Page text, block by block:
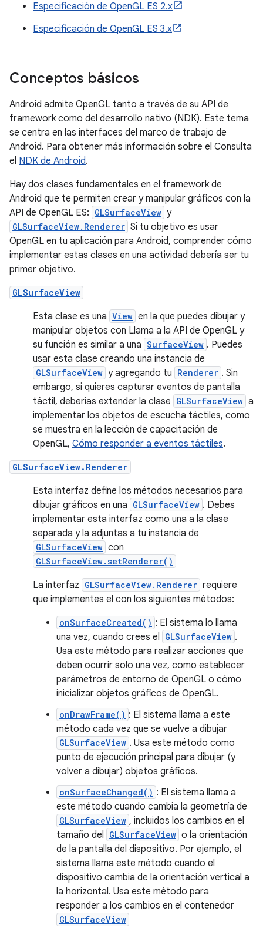
Especificación de OpenGL ES 2.x
Especificación de OpenGL ES 3.x
Conceptos básicos
Android admite OpenGL tanto a través de su API de
framework como del desarrollo nativo (NDK). Este tema
se centra en las interfaces del marco de trabajo de
Android. Para obtener más información sobre el Consulta
el NDK de Android.
Hay dos clases fundamentales en el framework de
Android que te permiten crear y manipular gráficos con la
API de OpenGL ES: GLSurfaceView y
GLSurfaceView.Renderer Si tu objetivo es usar
OpenGL en tu aplicación para Android, comprender cómo
implementar estas clases en una actividad debería ser tu
primer objetivo.
GLSurfaceView
Esta clase es una View en la que puedes dibujar y
manipular objetos con Llama a la API de OpenGL y
su función es similar a una SurfaceView . Puedes
usar esta clase creando una instancia de
GLSurfaceView y agregando tu Renderer . Sin
embargo, si quieres capturar eventos de pantalla
táctil, deberías extender la clase GLSurfaceView a
implementar los objetos de escucha táctiles, como
se muestra en la lección de capacitación de
OpenGL, Cómo responder a eventos táctiles.
GLSurfaceView.Renderer
Esta interfaz define los métodos necesarios para
dibujar gráficos en una GLSurfaceView . Debes
implementar esta interfaz como una a la clase
separada y la adjuntas a tu instancia de
GLSurfaceView con
GLSurfaceView.setRenderer()
La interfaz GLSurfaceView.Renderer requiere
que implementes el con los siguientes métodos:
onSurfaceCreated() : El sistema lo llama
una vez, cuando crees el GLSurfaceView .
Usa este método para realizar acciones que
deben ocurrir solo una vez, como establecer
parámetros de entorno de OpenGL o cómo
inicializar objetos gráficos de OpenGL.
onDrawFrame() : El sistema llama a este
método cada vez que se vuelve a dibujar
GLSurfaceView . Usa este método como
punto de ejecución principal para dibujar (y
volver a dibujar) objetos gráficos.
onSurfaceChanged() : El sistema llama a
este método cuando cambia la geometría de
GLSurfaceView , incluidos los cambios en el
tamaño del GLSurfaceView o la orientación
de la pantalla del dispositivo. Por ejemplo, el
sistema llama este método cuando el
dispositivo cambia de la orientación vertical a
la horizontal. Usa este método para
responder a los cambios en el contenedor
GLSurfaceView